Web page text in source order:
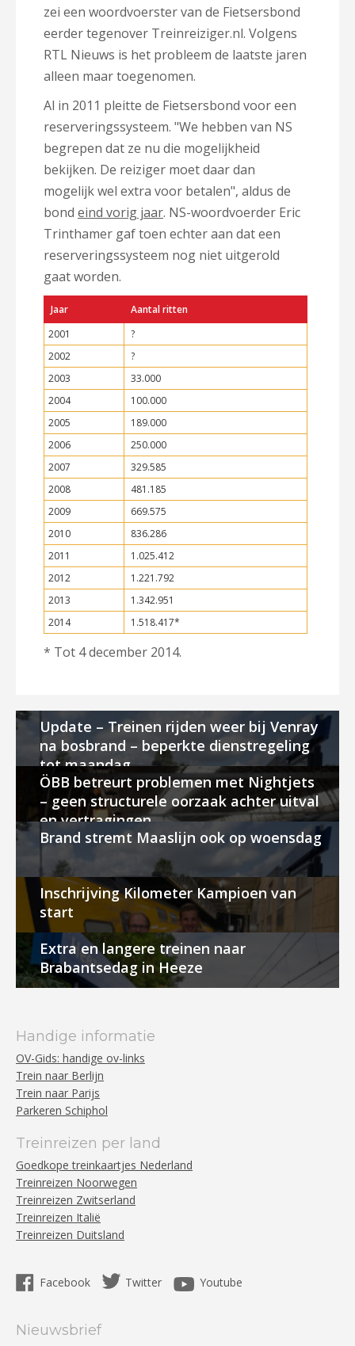
zei een woordvoerster van de Fietsersbond
eerder tegenover Treinreiziger.nl. Volgens
RTL Nieuws is het probleem de laatste jaren
alleen maar toegenomen.
Al in 2011 pleitte de Fietsersbond voor een
reserveringssysteem. "We hebben van NS
begrepen dat ze nu die mogelijkheid
bekijken. De reiziger moet daar dan
mogelijk wel extra voor betalen", aldus de
bond eind vorig jaar. NS-woordvoerder Eric
Trinthamer gaf toen echter aan dat een
reserveringssysteem nog niet uitgerold
gaat worden.
Jaar
Aantal ritten
2001
?
2002
?
2003
33.000
2004
100.000
2005
189.000
2006
250.000
2007
329.585
2008
481.185
2009
669.575
2010
836.286
2011
1.025.412
2012
1.221.792
2013
1.342.951
2014
1.518.417*
* Tot 4 december 2014.
Update – Treinen rijden weer bij Venray
na bosbrand – beperkte dienstregeling
tot maandag
ÖBB betreurt problemen met Nightjets
– geen structurele oorzaak achter uitval
en vertragingen
Brand stremt Maaslijn ook op woensdag
Inschrijving Kilometer Kampioen van
start
Extra en langere treinen naar
Brabantsedag in Heeze
Handige informatie
OV-Gids: handige ov-links
Trein naar Berlijn
Trein naar Parijs
Parkeren Schiphol
Treinreizen per land
Goedkope treinkaartjes Nederland
Treinreizen Noorwegen
Treinreizen Zwitserland
Treinreizen Italië
Treinreizen Duitsland
Facebook Twitter Youtube
Nieuwsbrief